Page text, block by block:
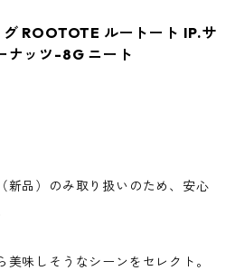
ROOTOTE ルートート IP.サ
ナッツ-8G ニート
新品）のみ取り扱いのため、安心
味しそうなシーンをセレクト。